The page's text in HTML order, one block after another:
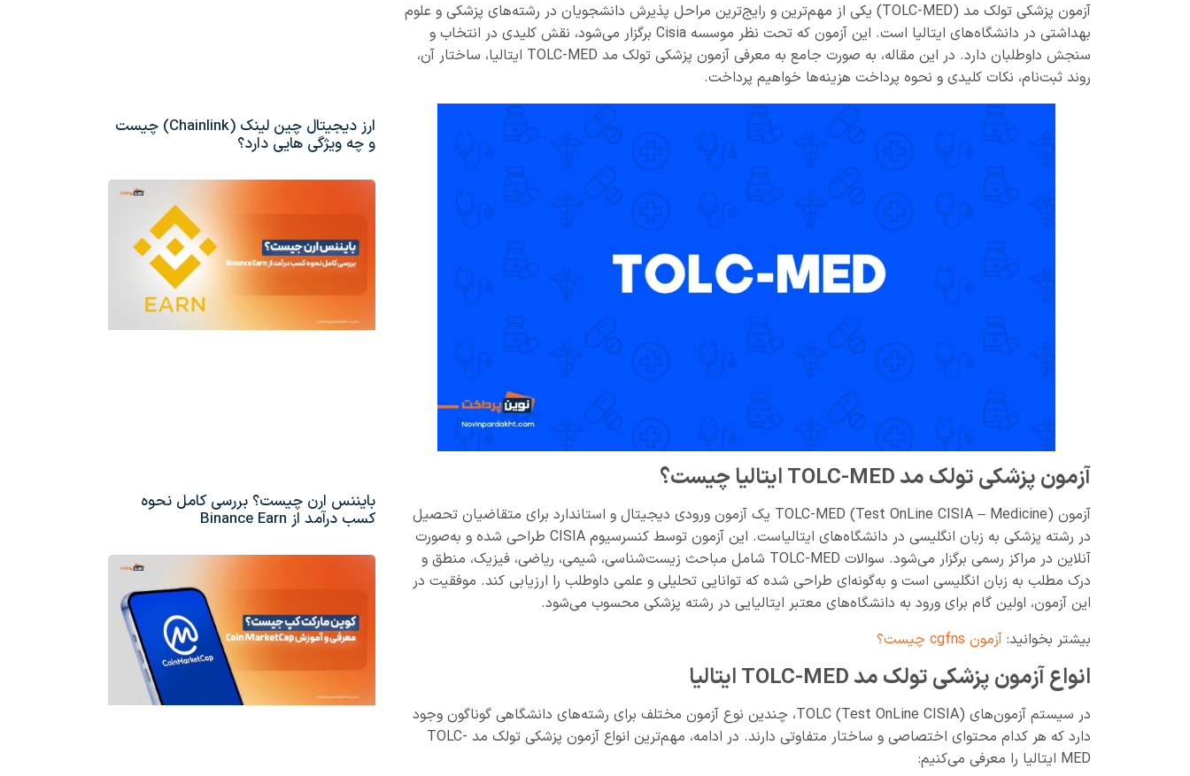
آزمون پزشکی تولک مد (TOLC-MED) یکی از مهم‌ترین و رایج‌ترین مراحل پذیرش دانشجویان در رشته‌های پزشکی و علوم
بهداشتی در دانشگاه‌های ایتالیا است. این آزمون که تحت نظر موسسه Cisia برگزار می‌شود، نقش کلیدی در انتخاب و
سنجش داوطلبان دارد. در این مقاله، به صورت جامع به معرفی آزمون پزشکی تولک مد TOLC-MED ایتالیا، ساختار آن،
روند ثبت‌نام، نکات کلیدی و نحوه پرداخت هزینه‌ها خواهیم پرداخت.
آزمون پزشکی تولک مد TOLC-MED ایتالیا چیست؟
آزمون TOLC-MED (Test OnLine CISIA – Medicine) یک آزمون ورودی دیجیتال و استاندارد برای متقاضیان تحصیل
در رشته پزشکی به زبان انگلیسی در دانشگاه‌های ایتالیاست. این آزمون توسط کنسرسیوم CISIA طراحی شده و به‌صورت
آنلاین در مراکز رسمی برگزار می‌شود. سوالات TOLC-MED شامل مباحث زیست‌شناسی، شیمی، ریاضی، فیزیک، منطق و
درک مطلب به زبان انگلیسی است و به‌گونه‌ای طراحی شده که توانایی تحلیلی و علمی داوطلب را ارزیابی کند. موفقیت در
این آزمون، اولین گام برای ورود به دانشگاه‌های معتبر ایتالیایی در رشته پزشکی محسوب می‌شود.
بیشتر بخوانید: آزمون cgfns چیست؟
انواع آزمون پزشکی تولک مد TOLC-MED ایتالیا
در سیستم آزمون‌های TOLC (Test OnLine CISIA)، چندین نوع آزمون مختلف برای رشته‌های دانشگاهی گوناگون وجود
دارد که هر کدام محتوای اختصاصی و ساختار متفاوتی دارند. در ادامه، مهم‌ترین انواع آزمون پزشکی تولک مد TOLC-
MED ایتالیا را معرفی می‌کنیم:
ارز دیجیتال چین لینک (Chainlink) چیست
و چه ویژگی هایی دارد؟
بایننس ارن چیست؟ بررسی کامل نحوه
کسب درآمد از Binance Earn